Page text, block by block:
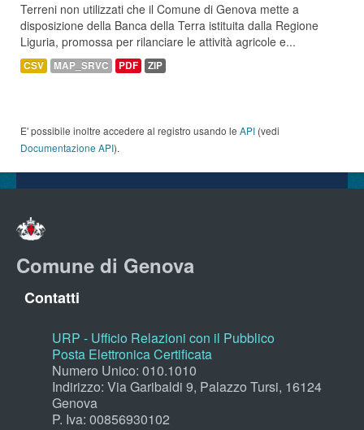
Terreni non utilizzati che il Comune di Genova mette a
disposizione della Banca della Terra istituita dalla Regione
Liguria, promossa per rilanciare le attività agricole e...
CSV MAP_SRVC PDF ZIP
E' possibile inoltre accedere al registro usando le API (vedi
Documentazione API).
Comune di Genova
Contatti
URP - Ufficio Relazioni con il Pubblico
Posta Elettronica Certificata
Numero Unico: 010.1010
Indirizzo: Via Garibaldi 9, Palazzo Tursi, 16124
Genova
P. Iva: 00856930102